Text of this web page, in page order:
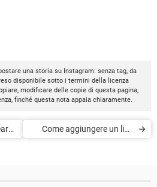
una storia su Instagram: senza tag, da
disponibile sotto i termini della licenza
modificare delle copie di questa pagina,
finché questa nota appaia chiaramente.
Come aggiungere un link